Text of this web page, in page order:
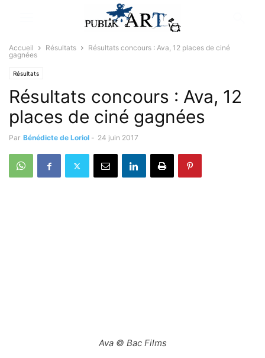
Accueil Résultats
Résultats concours : Ava, 12 places de ciné
gagnées
Résultats
Résultats concours : Ava, 12
places de ciné gagnées
Par Bénédicte de Loriol - 24 juin 2017
Ava © Bac Films